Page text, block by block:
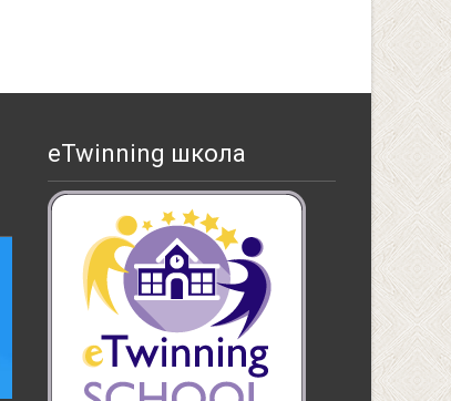
eTwinning школа